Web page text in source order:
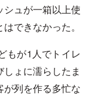
ュが一箱以上使
できなかった。
もが1人でトイレ
ょに濡らしたま
が列を作る多忙な